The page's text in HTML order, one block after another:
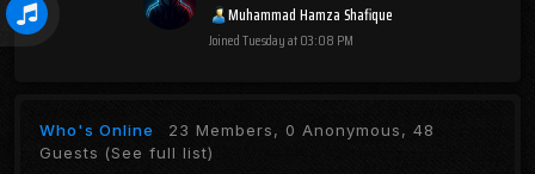
Muhammad Hamza Shafique
JoinedTuesday at 03:08 PM
Who's Online 23 Members, 0 Anonymous, 48
Guests (See full list)